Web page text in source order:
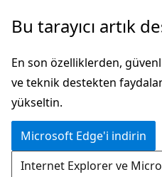
Ana
atla
Bu tarayıcı artık
En son özelliklerden,
ve teknik destekten
yükseltin.
Microsoft Edge'i indirin
Internet Explorer ve